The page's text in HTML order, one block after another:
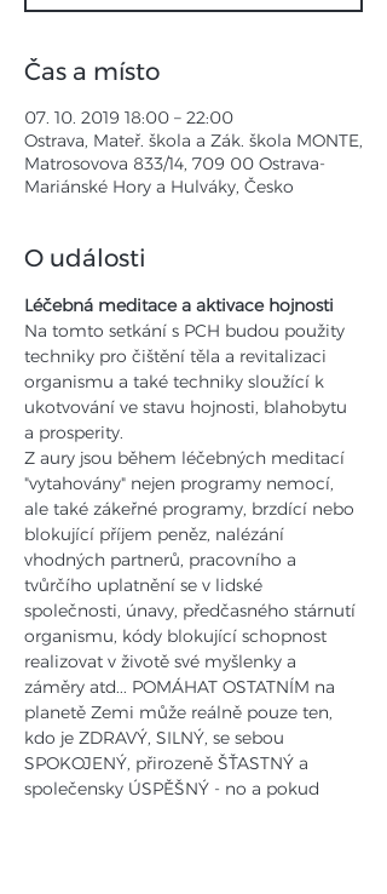
Čas a místo
07. 10. 2019 18:00 – 22:00
Ostrava, Mateř. škola a Zák. škola MONTE,
Matrosovova 833/14, 709 00 Ostrava-
Mariánské Hory a Hulváky, Česko
O události
Léčebná meditace a aktivace hojnosti
Na tomto setkání s PCH budou použity
techniky pro čištění těla a revitalizaci
organismu a také techniky sloužící k
ukotvování ve stavu hojnosti, blahobytu
a prosperity.
Z aury jsou během léčebných meditací
"vytahovány" nejen programy nemocí,
ale také zákeřné programy, brzdící nebo
blokující příjem peněz, nalézání
vhodných partnerů, pracovního a
tvůrčího uplatnění se v lidské
společnosti, únavy, předčasného stárnutí
organismu, kódy blokující schopnost
realizovat v životě své myšlenky a
záměry atd... POMÁHAT OSTATNÍM na
planetě Zemi může reálně pouze ten,
kdo je ZDRAVÝ, SILNÝ, se sebou
SPOKOJENÝ, přirozeně ŠŤASTNÝ a
společensky ÚSPĚŠNÝ - no a pokud